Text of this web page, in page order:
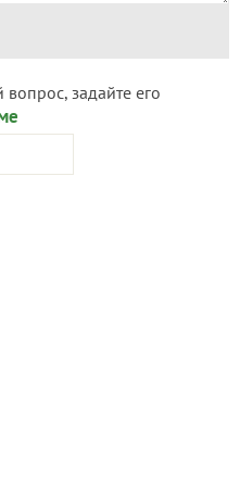
вопрос, задайте его